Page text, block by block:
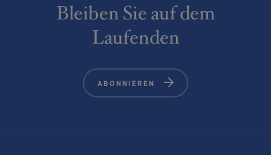
Bleiben Sie auf dem
Laufenden
ABONNIEREN